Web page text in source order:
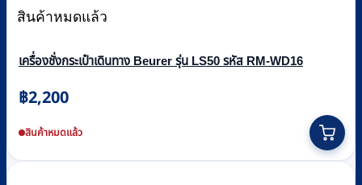
สินค้าหมดแล้ว
เครื่องชั่งกระเป๋าเดินทาง Beurer รุ่น LS50 รหัส RM-WD16
฿2,200
สินค้าหมดแล้ว